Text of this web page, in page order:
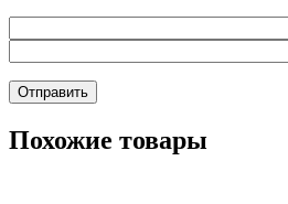
Похожие товары